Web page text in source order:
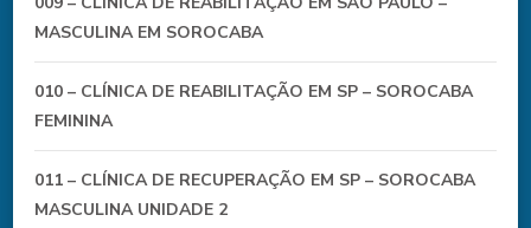
MASCULINA EM SOROCABA
010 – CLÍNICA DE REABILITAÇÃO EM SP – SOROCABA
FEMININA
011 – CLÍNICA DE RECUPERAÇÃO EM SP – SOROCABA
MASCULINA UNIDADE 2